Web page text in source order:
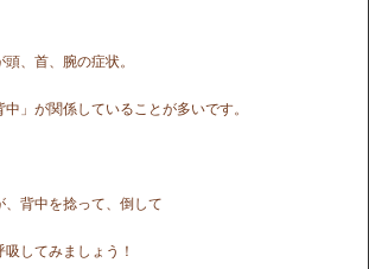
、首、腕の症状。
」が関係していることが多いです。
背中を捻って、倒して
してみましょう！